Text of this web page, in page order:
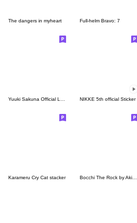
The dangers in myheart Full-helm Bravo: 7
NIKKE 5th official Sticker
Karameru Cry Cat stacker Bocchi The Rock by Aki Hamazi